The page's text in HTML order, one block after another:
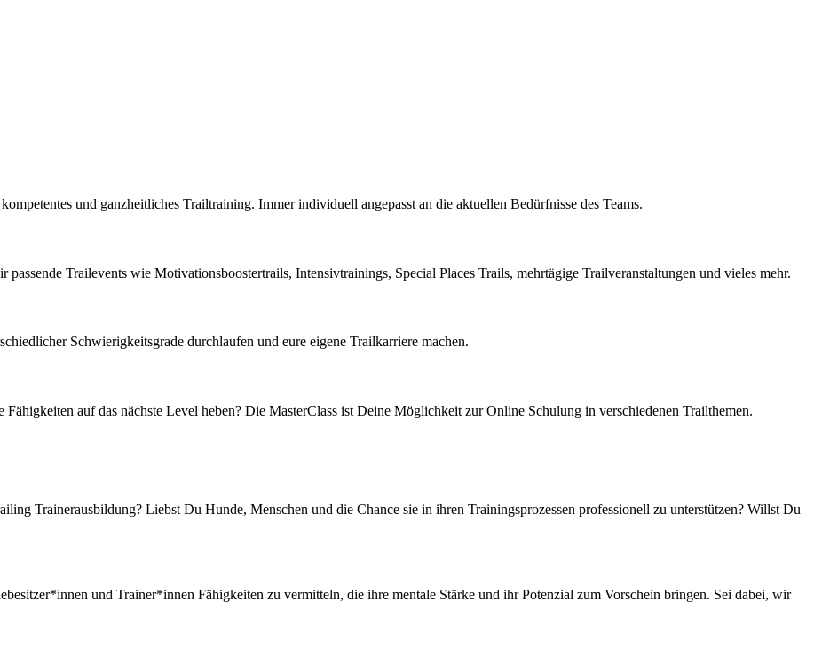
und ganzheitliches Trailtraining. Immer individuell angepasst an die aktuellen Bedürfnisse des Teams.
Trailevents wie Motivationsboostertrails, Intensivtrainings, Special Places Trails, mehrtägige Trailveranstaltungen und vieles mehr.
Schwierigkeitsgrade durchlaufen und eure eigene Trailkarriere machen.
auf das nächste Level heben? Die MasterClass ist Deine Möglichkeit zur Online Schulung in verschiedenen Trailthemen.
Trainerausbildung? Liebst Du Hunde, Menschen und die Chance sie in ihren Trainingsprozessen professionell zu unterstützen? Willst Du
und Trainer*innen Fähigkeiten zu vermitteln, die ihre mentale Stärke und ihr Potenzial zum Vorschein bringen. Sei dabei, wir